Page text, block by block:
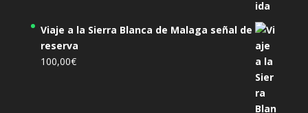
Viaje a la Sierra Blanca de Malaga señal de
reserva
100,00€